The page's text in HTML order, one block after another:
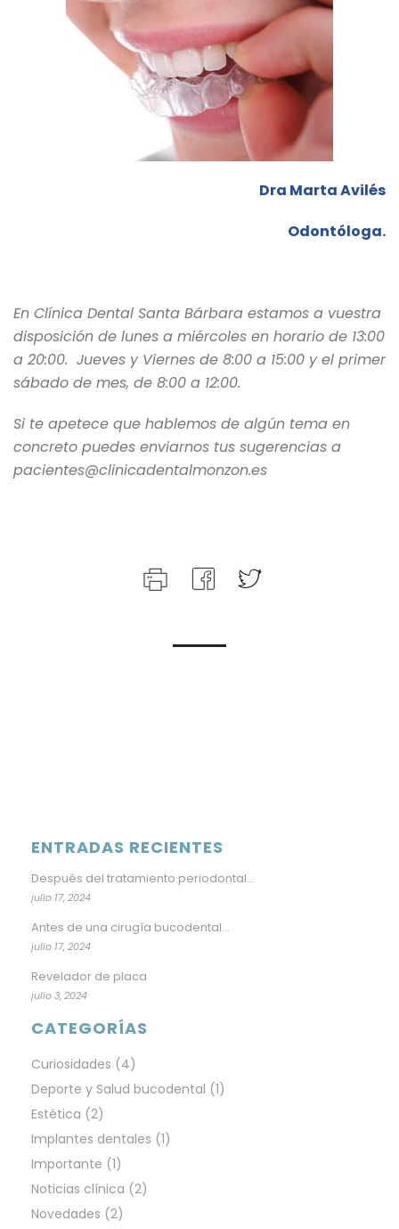
Dra Marta Avilés
Odontóloga.
En Clínica Dental Santa Bárbara estamos a vuestra
disposición de lunes a miércoles en horario de 13:00
a 20:00. Jueves y Viernes de 8:00 a 15:00 y el primer
sábado de mes, de 8:00 a 12:00.
Si te apetece que hablemos de algún tema en
concreto puedes enviarnos tus sugerencias a
pacientes@clinicadentalmonzon.es
ENTRADAS RECIENTES
Después del tratamiento periodontal…
julio 17, 2024
Antes de una cirugía bucodental…
julio 17, 2024
Revelador de placa
julio 3, 2024
CATEGORÍAS
Curiosidades (4)
Deporte y Salud bucodental (1)
Estética (2)
Implantes dentales (1)
Importante (1)
Noticias clínica (2)
Novedades (2)